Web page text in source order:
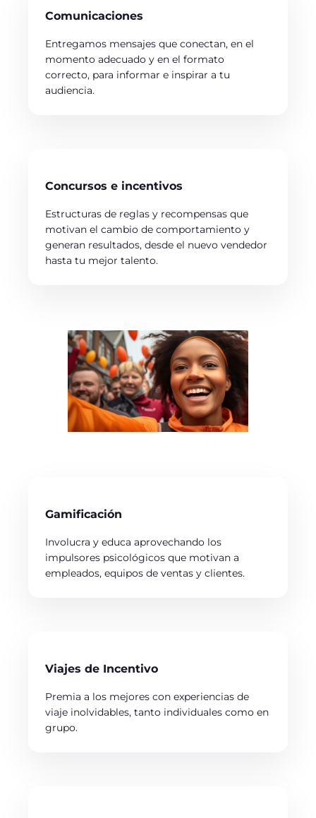
Comunicaciones
Entregamos mensajes que conectan, en el
momento adecuado y en el formato
correcto, para informar e inspirar a tu
audiencia.
Concursos e incentivos
Estructuras de reglas y recompensas que
motivan el cambio de comportamiento y
generan resultados, desde el nuevo vendedor
hasta tu mejor talento.
Gamificación
Involucra y educa aprovechando los
impulsores psicológicos que motivan a
empleados, equipos de ventas y clientes.
Viajes de Incentivo
Premia a los mejores con experiencias de
viaje inolvidables, tanto individuales como en
grupo.